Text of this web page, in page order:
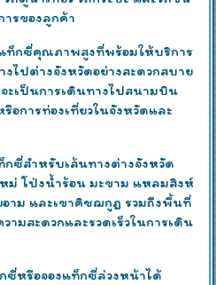
ารของลูกค้า
ท็กซี่คุณภาพสูงที่พร้อมให้บริการ
ไปต่างจังหวัดอย่างสะดวกสบาย
ะเป็นการเดินทางไปสนามบิน
อการท่องเที่ยวในจังหวัดและ
กซี่สำหรับเส้นทางต่างจังหวัด
ม่ โป่งน้ำร้อน มะขาม แหลมสิงห์
อาม และเขาคิชฌกูฏ รวมถึงพื้นที่
มสะดวกและรวดเร็วในการเดิน
ซี่หรือจองแท็กซี่ล่วงหน้าได้